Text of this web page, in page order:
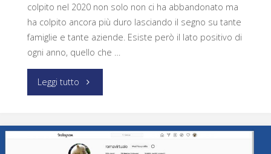
colpito nel 2020 non solo non ci ha abbandonato ma
ha colpito ancora più duro lasciando il segno su tante
famiglie e tante aziende. Esiste però il lato positivo di
ogni anno, quello che …
Leggi tutto